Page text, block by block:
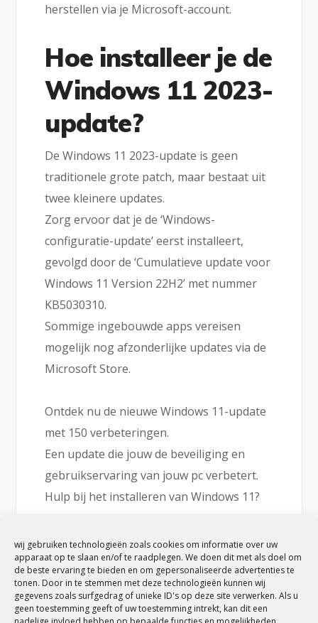
wij gebruiken technologieën zoals cookies om informatie over uw
apparaat op te slaan en/of te raadplegen. We doen dit met als doel om
de beste ervaring te bieden en om gepersonaliseerde advertenties te
tonen. Door in te stemmen met deze technologieën kunnen wij
gegevens zoals surfgedrag of unieke ID's op deze site verwerken. Als u
geen toestemming geeft of uw toestemming intrekt, kan dit een
herstellen via je Microsoft-account.
Hoe installeer je de
Windows 11 2023-
update?
De Windows 11 2023-update is geen
traditionele grote patch, maar bestaat uit
twee kleinere updates.
Zorg ervoor dat je de ‘Windows-
configuratie-update’ eerst installeert,
gevolgd door de ‘Cumulatieve update voor
Windows 11 Version 22H2’ met nummer
KB5030310.
Sommige ingebouwde apps vereisen
mogelijk nog afzonderlijke updates via de
Microsoft Store.
Ontdek nu de nieuwe Windows 11-update
met 150 verbeteringen.
Een update die jouw de beveiliging en
gebruikservaring van jouw pc verbetert.
Hulp bij het installeren van Windows 11?
info@solution24.nl
READ MORE